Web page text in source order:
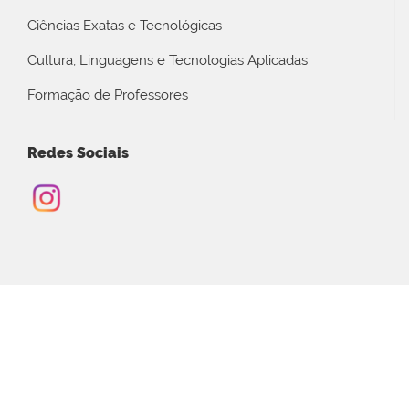
Ciências Exatas e Tecnológicas
Cultura, Linguagens e Tecnologias Aplicadas
Formação de Professores
Redes Sociais